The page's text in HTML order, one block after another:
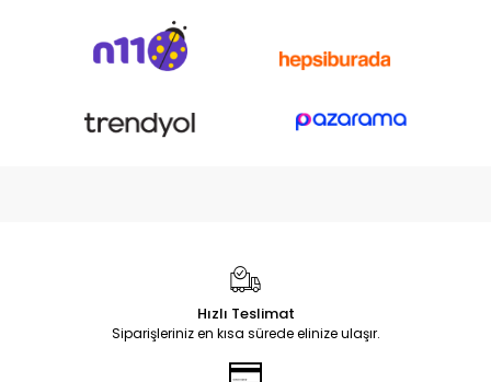
Hızlı Teslimat
Siparişleriniz en kısa sürede elinize ulaşır.